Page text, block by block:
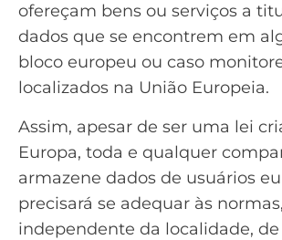
ofereçam bens ou serviços a
dados que se encontrem em
bloco europeu ou caso
localizados na União Europeia.
Assim, apesar de ser uma lei
Europa, toda e qualquer
armazene dados de usuários
precisará se adequar às normas,
independente da localidade,